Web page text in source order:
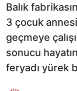
Balık
3 çocuk annesi
geçmeye
sonucu
feryadı yürek